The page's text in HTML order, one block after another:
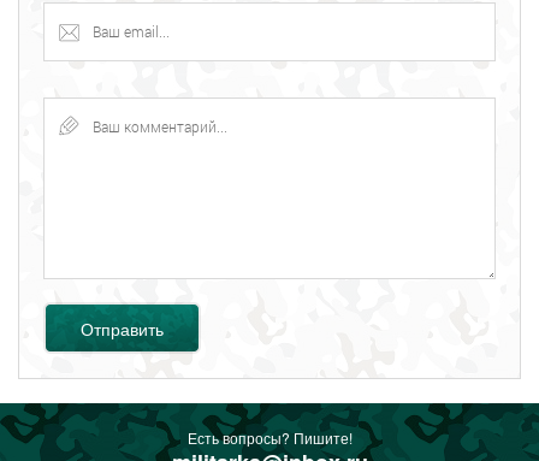
Отправить
Есть вопросы? Пишите!